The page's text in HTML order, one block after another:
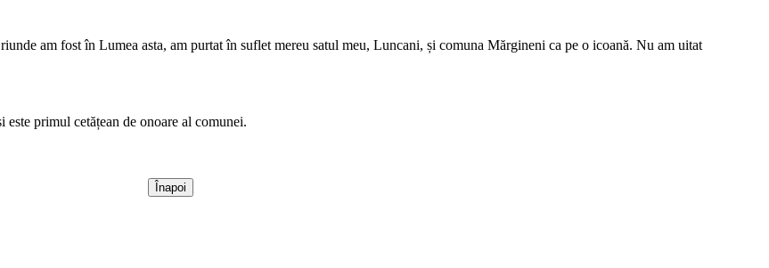
am fost în Lumea asta, am purtat în suflet mereu satul meu, Luncani, și comuna Mărgineni ca pe o icoană. Nu am uitat
primul cetățean de onoare al comunei.